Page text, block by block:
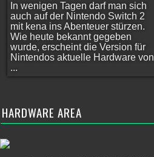
In wenigen Tagen darf man sich
auch auf der Nintendo Switch 2
mit kena ins Abenteuer stürzen.
Wie heute bekannt gegeben
wurde, erscheint die Version für
Nintendos aktuelle Hardware von
...
HARDWARE AREA